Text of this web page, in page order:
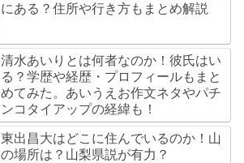
にある？住所や行き方もまとめ解説
清水あいりとは何者なのか！彼氏はい
る？学歴や経歴・プロフィールもまと
めてみた。あいうえお作文ネタやパチ
ンコタイアップの経緯も！
東出昌大はどこに住んでいるのか！山
の場所は？山梨県説が有力？